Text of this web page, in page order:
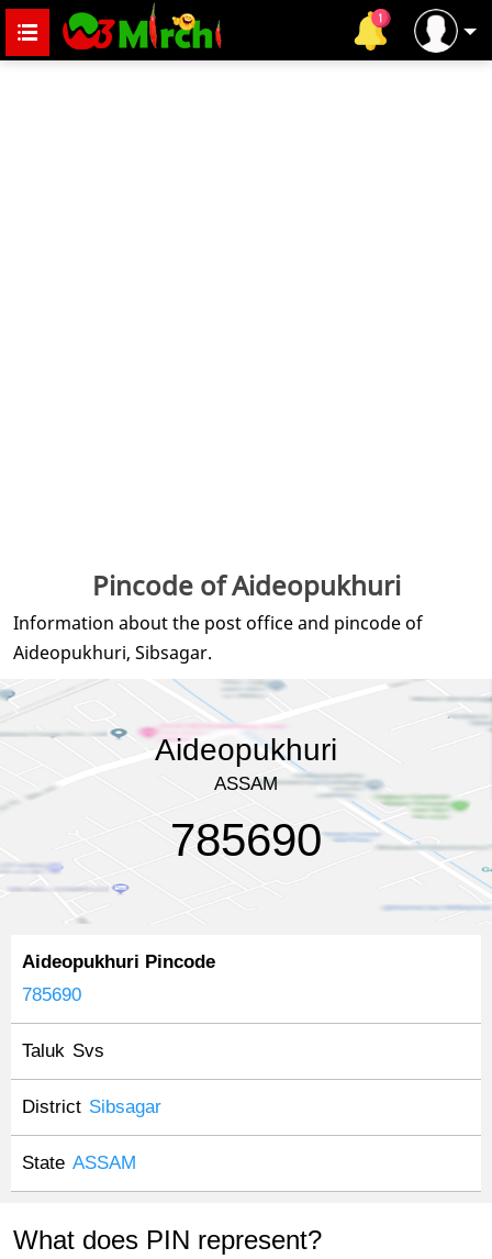
Pincode of Aideopukhuri
Information about the post office and pincode of
Aideopukhuri, Sibsagar.
Aideopukhuri
ASSAM
785690
Aideopukhuri Pincode
785690
Taluk Svs
District Sibsagar
State ASSAM
What does PIN represent?